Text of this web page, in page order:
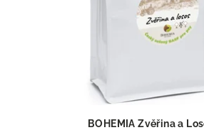
BOHEMIA Zvěřina a